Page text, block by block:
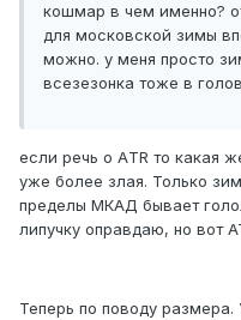
кошмар в чем именно?
для московской зимы
можно. у меня просто
всезезонка тоже в
если речь о АTR то какая
уже более злая. Только
пределы МКАД бывает
липучку оправдаю, но вот
Теперь по поводу размера.